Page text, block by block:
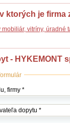
ktorých je firma
mobiliár, vitríny, úradné
- HYKEMONT
firmy *
dopytu *